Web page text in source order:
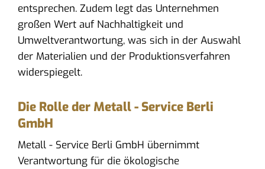
entsprechen. Zudem legt das Unternehmen
großen Wert auf Nachhaltigkeit und
Umweltverantwortung, was sich in der Auswahl
der Materialien und der Produktionsverfahren
widerspiegelt.
Die Rolle der Metall - Service Berli
GmbH
Metall - Service Berli GmbH übernimmt
Verantwortung für die ökologische